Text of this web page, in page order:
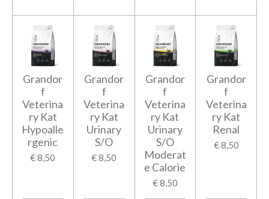
Grandor
f
Veterina
ry Kat
Hypoalle
rgenic
€ 8,50
Grandor
f
Veterina
ry Kat
Urinary
S/O
€ 8,50
Grandor
f
Veterina
ry Kat
Urinary
S/O
Moderat
e Calorie
€ 8,50
Grandor
f
Veterina
ry Kat
Renal
€ 8,50